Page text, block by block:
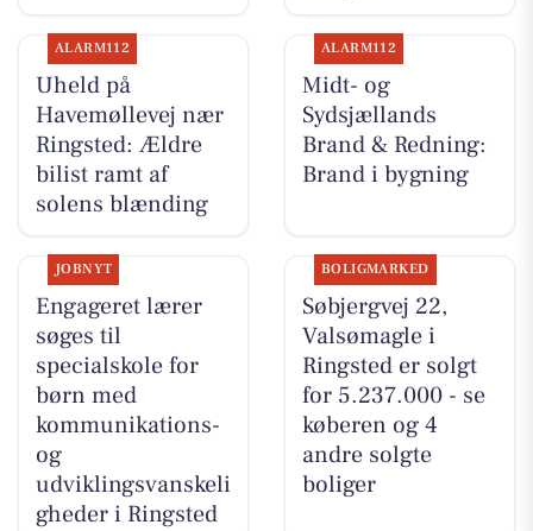
ALARM112
Uheld på
Havemøllevej nær
Ringsted: Ældre
bilist ramt af
solens blænding
ALARM112
Midt- og
Sydsjællands
Brand & Redning:
Brand i bygning
JOBNYT
Engageret lærer
søges til
specialskole for
børn med
kommunikations-
og
udviklingsvanskeli
gheder i Ringsted
BOLIGMARKED
Søbjergvej 22,
Valsømagle i
Ringsted er solgt
for 5.237.000 - se
køberen og 4
andre solgte
boliger